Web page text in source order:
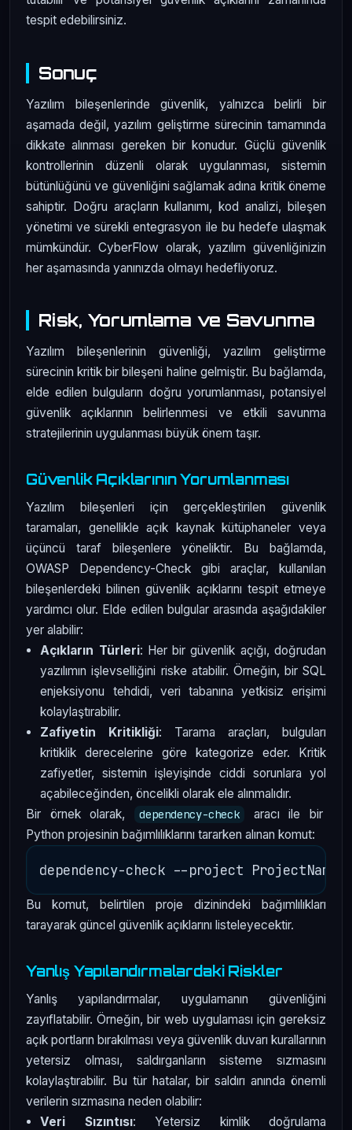
tespit edebilirsiniz.
Sonuç
Yazılım bileşenlerinde güvenlik, yalnızca belirli bir
aşamada değil, yazılım geliştirme sürecinin tamamında
dikkate alınması gereken bir konudur. Güçlü güvenlik
kontrollerinin düzenli olarak uygulanması, sistemin
bütünlüğünü ve güvenliğini sağlamak adına kritik öneme
sahiptir. Doğru araçların kullanımı, kod analizi, bileşen
yönetimi ve sürekli entegrasyon ile bu hedefe ulaşmak
mümkündür. CyberFlow olarak, yazılım güvenliğinizin
her aşamasında yanınızda olmayı hedefliyoruz.
Risk, Yorumlama ve Savunma
Yazılım bileşenlerinin güvenliği, yazılım geliştirme
sürecinin kritik bir bileşeni haline gelmiştir. Bu bağlamda,
elde edilen bulguların doğru yorumlanması, potansiyel
güvenlik açıklarının belirlenmesi ve etkili savunma
stratejilerinin uygulanması büyük önem taşır.
Güvenlik Açıklarının Yorumlanması
Yazılım bileşenleri için gerçekleştirilen güvenlik
taramaları, genellikle açık kaynak kütüphaneler veya
üçüncü taraf bileşenlere yöneliktir. Bu bağlamda,
OWASP Dependency-Check gibi araçlar, kullanılan
bileşenlerdeki bilinen güvenlik açıklarını tespit etmeye
yardımcı olur. Elde edilen bulgular arasında aşağıdakiler
yer alabilir:
Açıkların Türleri: Her bir güvenlik açığı, doğrudan
yazılımın işlevselliğini riske atabilir. Örneğin, bir SQL
enjeksiyonu tehdidi, veri tabanına yetkisiz erişimi
kolaylaştırabilir.
Zafiyetin Kritikliği: Tarama araçları, bulguları
kritiklik derecelerine göre kategorize eder. Kritik
zafiyetler, sistemin işleyişinde ciddi sorunlara yol
açabileceğinden, öncelikli olarak ele alınmalıdır.
Bir örnek olarak,
dependency-check
aracı ile bir
Python projesinin bağımlılıklarını tararken alınan komut:
Bu komut, belirtilen proje dizinindeki bağımlılıkları
tarayarak güncel güvenlik açıklarını listeleyecektir.
Yanlış Yapılandırmalardaki Riskler
Yanlış yapılandırmalar, uygulamanın güvenliğini
zayıflatabilir. Örneğin, bir web uygulaması için gereksiz
açık portların bırakılması veya güvenlik duvarı kurallarının
yetersiz olması, saldırganların sisteme sızmasını
kolaylaştırabilir. Bu tür hatalar, bir saldırı anında önemli
verilerin sızmasına neden olabilir:
Veri Sızıntısı: Yetersiz kimlik doğrulama